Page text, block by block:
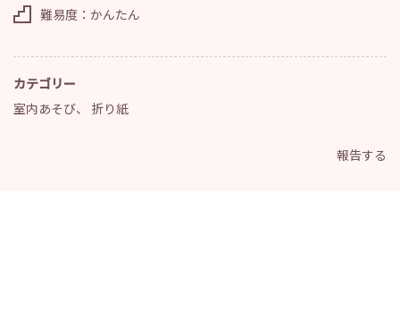
難易度：かんたん
カテゴリー
室内あそび、 折り紙
報告する